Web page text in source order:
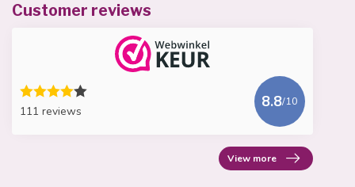
Customer reviews
111 reviews
8.8/10
View more